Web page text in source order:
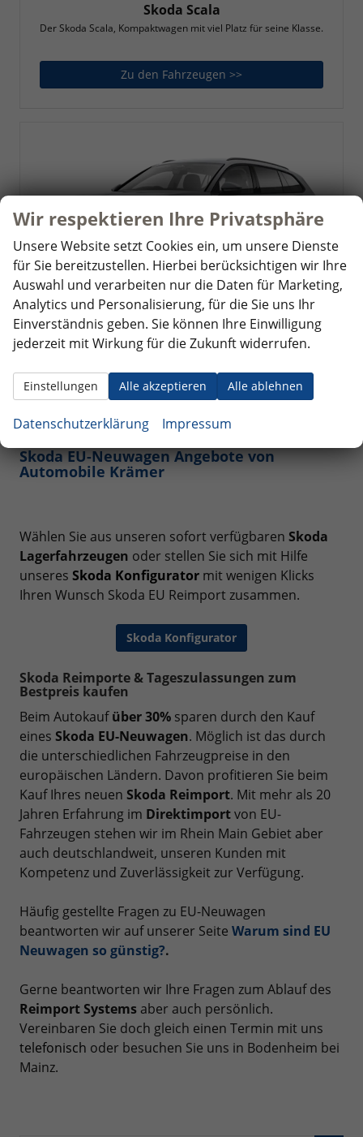
Skoda Scala
Der Skoda Scala, Kompaktwagen mit viel Platz für seine Klasse.
Zu den Fahrzeugen >>
Skoda Superb Combi
Der Skoda Superb, ein Kombi mit Oberklasse-Feeling zum
fairen Preis.
Zu den Fahrzeugen >>Skoda Superb Combi
Skoda EU-Neuwagen Angebote von
Automobile Krämer
Wählen Sie aus unseren sofort verfügbaren Skoda
Lagerfahrzeugen oder stellen Sie sich mit Hilfe
unseres Skoda Konfigurator mit wenigen Klicks
Ihren Wunsch Skoda EU Reimport zusammen.
Skoda Konfigurator
Skoda Reimporte & Tageszulassungen zum
Bestpreis kaufen
Beim Autokaufüber 30% sparen durch den Kauf
eines Skoda EU-Neuwagen. Möglich ist das durch
die unterschiedlichen Fahrzeugpreise in den
europäischen Ländern. Davon profitieren Sie beim
Kauf Ihres neuen Skoda Reimport. Mit mehr als 20
Jahren Erfahrung im Direktimportvon EU-
Fahrzeugen stehen wir im Rhein Main Gebiet aber
auch deutschlandweit, unseren Kunden mit
Kompetenz und Zuverlässigkeit zur Verfügung.
Häufig gestellte Fragen zu EU-Neuwagen
beantworten wir auf unserer Seite Warum sind EU
Neuwagen so günstig?.
Gerne beantworten wir Ihre Fragen zum Ablauf des
Reimport Systems aber auch persönlich.
Vereinbaren Sie doch gleich einen Termin mit uns
telefonisch oder besuchen Sie uns in Bodenheim bei
Mainz.
Wir respektieren Ihre Privatsphäre
Unsere Website setzt Cookies ein, um unsere Dienste
für Sie bereitzustellen. Hierbei berücksichtigen wir Ihre
Auswahl und verarbeiten nur die Daten für Marketing,
Analytics und Personalisierung, für die Sie uns Ihr
Einverständnis geben. Sie können Ihre Einwilligung
jederzeit mit Wirkung für die Zukunft widerrufen.
Alle akzeptieren Alle ablehnen
Einstellungen
Datenschutzerklärung Impressum